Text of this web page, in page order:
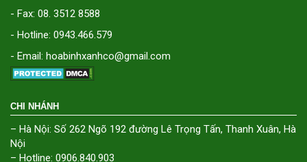
- Fax: 08. 3512 8588
- Hotline: 0943.466.579
- Email: hoabinhxanhco@gmail.com
CHI NHÁNH
– Hà Nội: Số 262 Ngõ 192 đường Lê Trọng Tấn, Thanh Xuân, Hà
Nội
– Hotline: 0906.840.903